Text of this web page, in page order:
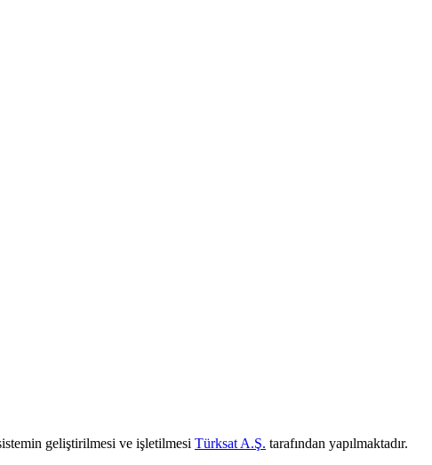
geliştirilmesi ve işletilmesi Türksat A.Ş. tarafından yapılmaktadır.